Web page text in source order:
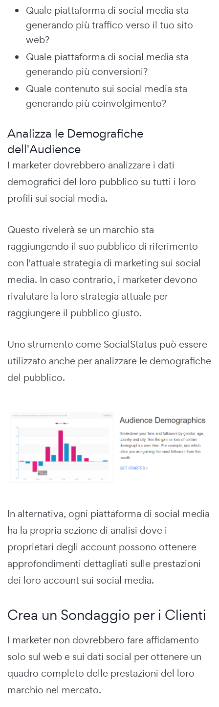
Quale piattaforma di social media sta
generando più traffico verso il tuo sito
web?
Quale piattaforma di social media sta
generando più conversioni?
Quale contenuto sui social media sta
generando più coinvolgimento?
Analizza le Demografiche
dell'Audience
I marketer dovrebbero analizzare i dati
demografici del loro pubblico su tutti i loro
profili sui social media.
Questo rivelerà se un marchio sta
raggiungendo il suo pubblico di riferimento
con l'attuale strategia di marketing sui social
media. In caso contrario, i marketer devono
rivalutare la loro strategia attuale per
raggiungere il pubblico giusto.
Uno strumento come SocialStatus può essere
utilizzato anche per analizzare le demografiche
del pubblico.
In alternativa, ogni piattaforma di social media
ha la propria sezione di analisi dove i
proprietari degli account possono ottenere
approfondimenti dettagliati sulle prestazioni
dei loro account sui social media.
Crea un Sondaggio per i Clienti
I marketer non dovrebbero fare affidamento
solo sul web e sui dati social per ottenere un
quadro completo delle prestazioni del loro
marchio nel mercato.